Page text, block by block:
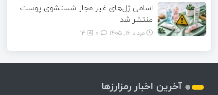
اسامی ژل‌های غیر مجاز شستشوی پوست
منتشر شد
مرداد ۱۶, ۱۴۰۵ 14
آخرین اخبار رمزارزها